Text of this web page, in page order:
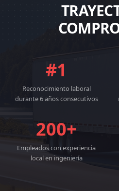
#1
Reconocimiento laboral
durante 6 años consecutivos
200+
Empleados con experiencia
local en ingeniería